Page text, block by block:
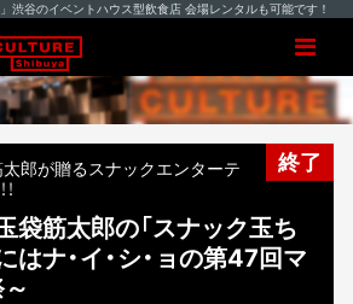
渋谷のイベントハウス型飲食店 会場レンタルも可能です！
終了
太郎が贈るスナックエンターテ
袋筋太郎の「スナック玉ち
はナ・イ・シ・ョの第47回マ